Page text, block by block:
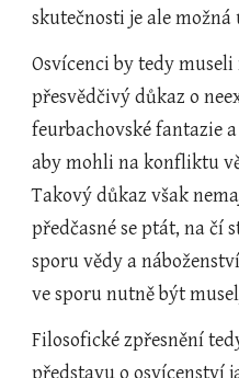
skutečnosti je ale možná
Osvícenci by tedy
přesvědčivý důkaz o
feurbachovské fantazie
aby mohli na konfliktu
Takový důkaz však
předčasné se ptát, na čí
sporu vědy a
ve sporu nutně být
Filosofické zpřesnění
představu o osvícenství